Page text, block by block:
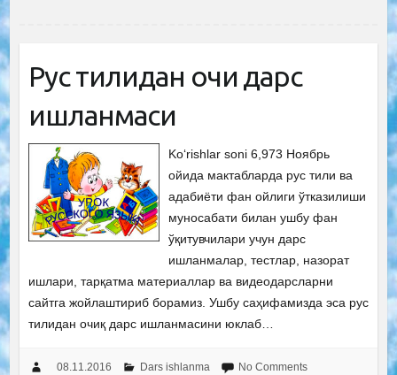
Рус тилидан очиқ дарс
ишланмаси
Ko‘rishlar soni 6,973 Ноябрь
ойида мактабларда рус тили ва
адабиёти фан ойлиги ўтказилиши
муносабати билан ушбу фан
ўқитувчилари учун дарс
ишланмалар, тестлар, назорат
ишлари, тарқатма материаллар ва видеодарсларни
сайтга жойлаштириб борамиз. Ушбу саҳифамизда эса рус
тилидан очиқ дарс ишланмасини юклаб…
08.11.2016 Dars ishlanma No Comments